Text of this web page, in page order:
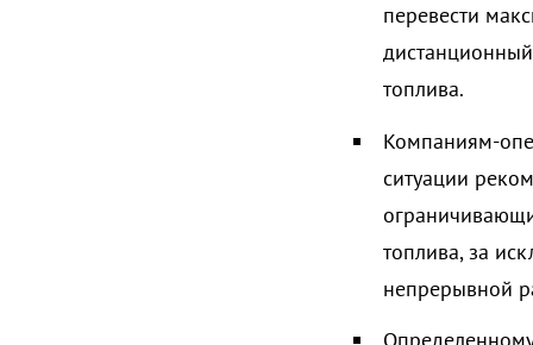
перевести
топлива.
Компаниям-
ситуации
топлива, за
непрерывной